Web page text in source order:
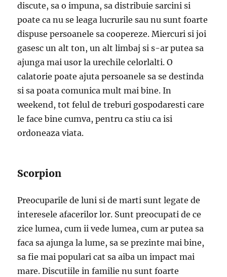
discute, sa o impuna, sa distribuie sarcini si
poate ca nu se leaga lucrurile sau nu sunt foarte
dispuse persoanele sa coopereze. Miercuri si joi
gasesc un alt ton, un alt limbaj si s-ar putea sa
ajunga mai usor la urechile celorlalti. O
calatorie poate ajuta persoanele sa se destinda
si sa poata comunica mult mai bine. In
weekend, tot felul de treburi gospodaresti care
le face bine cumva, pentru ca stiu ca isi
ordoneaza viata.
Scorpion
Preocuparile de luni si de marti sunt legate de
interesele afacerilor lor. Sunt preocupati de ce
zice lumea, cum ii vede lumea, cum ar putea sa
faca sa ajunga la lume, sa se prezinte mai bine,
sa fie mai populari cat sa aiba un impact mai
mare. Discutiile in familie nu sunt foarte